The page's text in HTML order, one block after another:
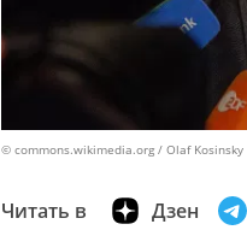
© commons.wikimedia.org / Olaf Kosinsky
Читать в Дзен